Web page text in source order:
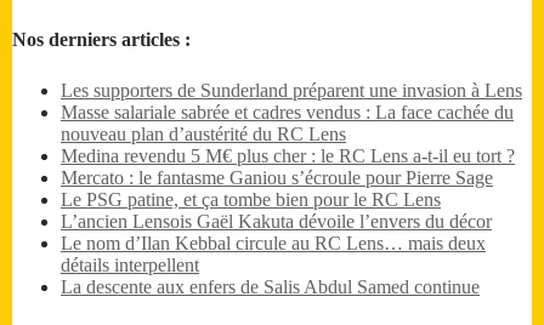
Nos derniers articles :
Les supporters de Sunderland préparent une invasion à Lens
Masse salariale sabrée et cadres vendus : La face cachée du
nouveau plan d’austérité du RC Lens
Medina revendu 5 M€ plus cher : le RC Lens a-t-il eu tort ?
Mercato : le fantasme Ganiou s’écroule pour Pierre Sage
Le PSG patine, et ça tombe bien pour le RC Lens
L’ancien Lensois Gaël Kakuta dévoile l’envers du décor
Le nom d’Ilan Kebbal circule au RC Lens… mais deux
détails interpellent
La descente aux enfers de Salis Abdul Samed continue